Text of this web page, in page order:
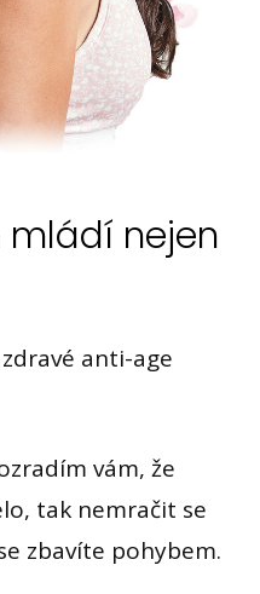
nejen
anti-age
vám, že
tak nemračit se
zbavíte pohybem.